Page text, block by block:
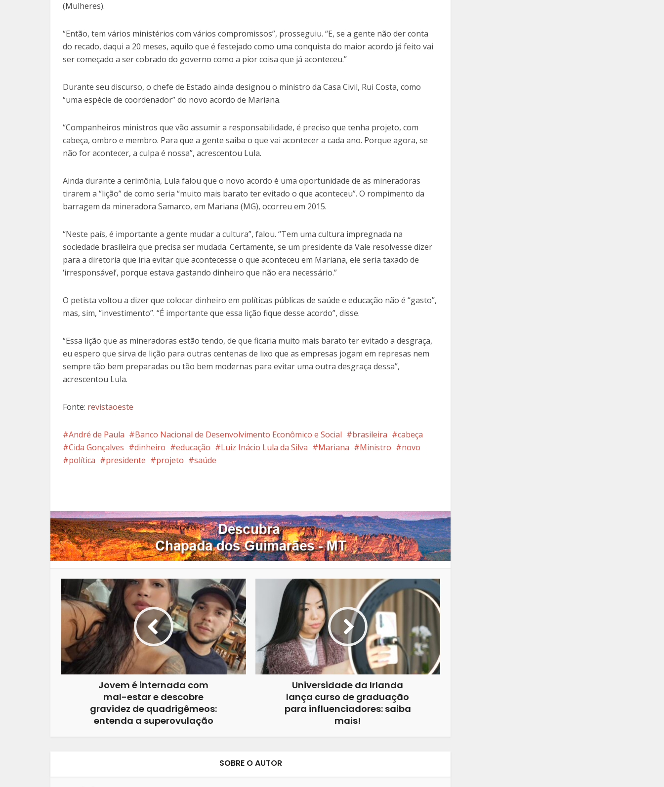
(Mulheres).
“Então, tem vários ministérios com vários compromissos”, prosseguiu. “E, se a gente não der conta
do recado, daqui a 20 meses, aquilo que é festejado como uma conquista do maior acordo já feito vai
ser começado a ser cobrado do governo como a pior coisa que já aconteceu.”
Durante seu discurso, o chefe de Estado ainda designou o ministro da Casa Civil, Rui Costa, como
“uma espécie de coordenador” do novo acordo de Mariana.
“Companheiros ministros que vão assumir a responsabilidade, é preciso que tenha projeto, com
cabeça, ombro e membro. Para que a gente saiba o que vai acontecer a cada ano. Porque agora, se
não for acontecer, a culpa é nossa”, acrescentou Lula.
Ainda durante a cerimônia, Lula falou que o novo acordo é uma oportunidade de as mineradoras
tirarem a “lição” de como seria “muito mais barato ter evitado o que aconteceu”. O rompimento da
barragem da mineradora Samarco, em Mariana (MG), ocorreu em 2015.
“Neste país, é importante a gente mudar a cultura”, falou. “Tem uma cultura impregnada na
sociedade brasileira que precisa ser mudada. Certamente, se um presidente da Vale resolvesse dizer
para a diretoria que iria evitar que acontecesse o que aconteceu em Mariana, ele seria taxado de
‘irresponsável’, porque estava gastando dinheiro que não era necessário.”
O petista voltou a dizer que colocar dinheiro em políticas públicas de saúde e educação não é “gasto”,
mas, sim, “investimento”. “É importante que essa lição fique desse acordo”, disse.
“Essa lição que as mineradoras estão tendo, de que ficaria muito mais barato ter evitado a desgraça,
eu espero que sirva de lição para outras centenas de lixo que as empresas jogam em represas nem
sempre tão bem preparadas ou tão bem modernas para evitar uma outra desgraça dessa”,
acrescentou Lula.
Fonte: revistaoeste
André de Paula Banco Nacional de Desenvolvimento Econômico e Social brasileira
cabeça
Cida Gonçalves
dinheiro educação Luiz Inácio Lula da Silva Mariana Ministro
novo
política
presidente projeto saúde
Jovem é internada com
mal-estar e descobre
gravidez de quadrigêmeos:
entenda a superovulação
Universidade da Irlanda
lança curso de graduação
para influenciadores: saiba
mais!
SOBRE O AUTOR